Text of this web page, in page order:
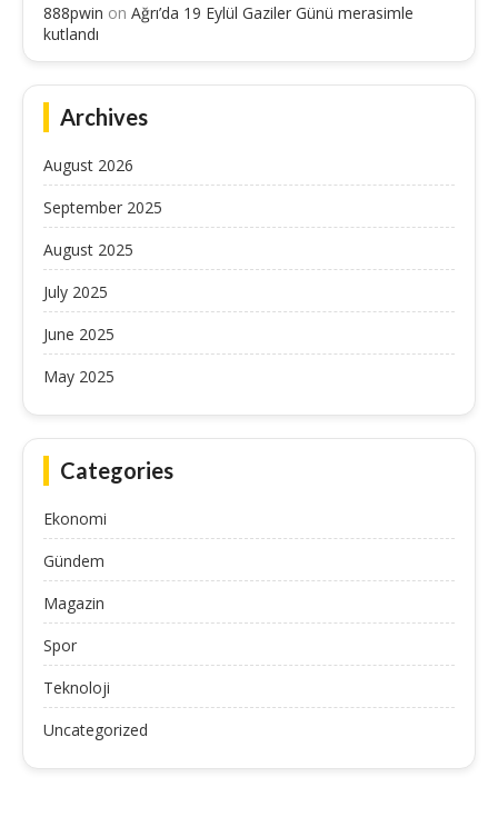
888pwin on Ağrı’da 19 Eylül Gaziler Günü merasimle
kutlandı
Archives
August 2026
September 2025
August 2025
July 2025
June 2025
May 2025
Categories
Ekonomi
Gündem
Magazin
Spor
Teknoloji
Uncategorized